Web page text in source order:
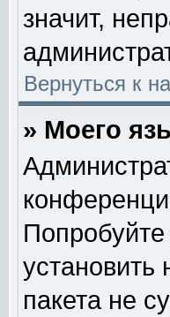
значит,
Вернуться к
» Моего
установить
пакета не